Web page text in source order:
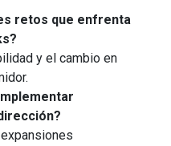
retos que enfrenta
y el cambio en